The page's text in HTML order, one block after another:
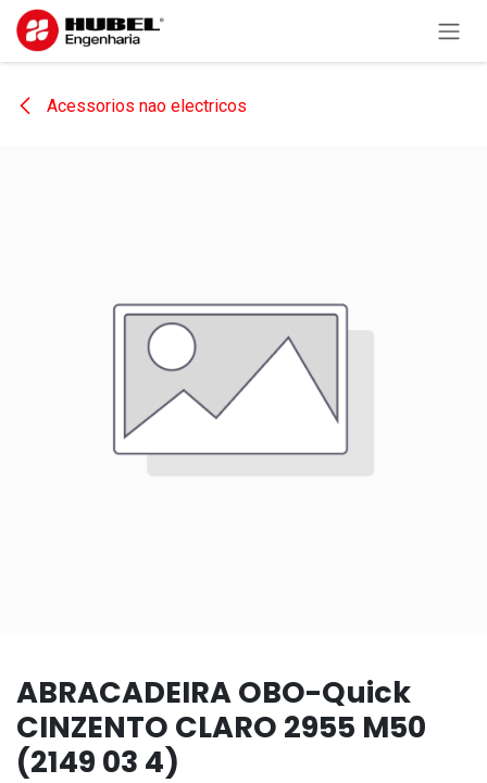
Pular para o conteúdo
Acessorios nao electricos
ABRACADEIRA OBO-Quick
CINZENTO CLARO 2955 M50
(2149 03 4)